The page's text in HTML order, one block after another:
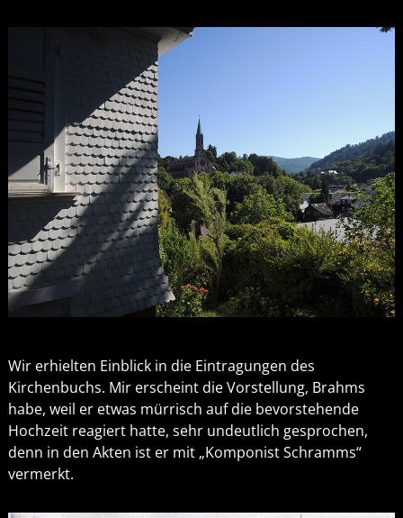
Wir erhielten Einblick in die Eintragungen des
Kirchenbuchs. Mir erscheint die Vorstellung, Brahms
habe, weil er etwas mürrisch auf die bevorstehende
Hochzeit reagiert hatte, sehr undeutlich gesprochen,
denn in den Akten ist er mit „Komponist Schramms“
vermerkt.